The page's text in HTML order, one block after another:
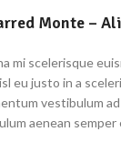
Monte –
mi scelerisque
eu justo in a
vestibulum
aenean